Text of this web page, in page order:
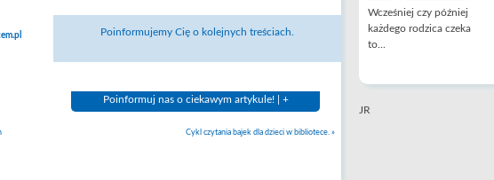
Poinformujemy Cię o kolejnych treściach.
Poinformuj nas o ciekawym artykule! | +
Cykl czytania bajek dla dzieci w bibliotece. »
Wcześniej czy później
każdego rodzica czeka
to...
JR